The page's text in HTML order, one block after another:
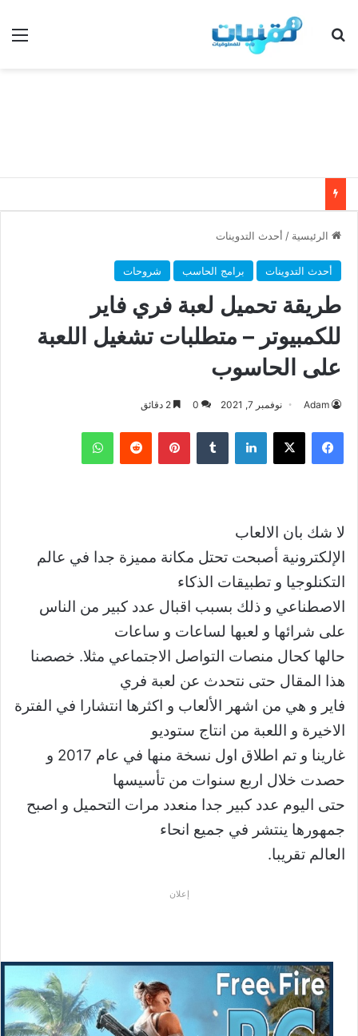
بحث عن
الرئيسية / أحدث التدوينات
أحدث التدوينات برامج الحاسب شروحات
طريقة تحميل لعبة فري فاير
للكمبيوتر – متطلبات تشغيل اللعبة
على الحاسوب
Adam نوفمبر 7, 2021 0
فيسبوك ‫X لينكدإن بينتيريست واتساب
لا شك بان الالعاب
الإلكترونية أصبحت تحتل مكانة مميزة جدا في عالم
التكنلوجيا و تطبيقات الذكاء
الاصطناعي و ذلك بسبب اقبال عدد كبير من الناس
على شرائها و لعبها لساعات و ساعات
حالها كحال منصات التواصل الاجتماعي مثلا. خصصنا
هذا المقال حتى نتحدث عن لعبة فري
فاير و هي من اشهر الألعاب و اكثرها انتشارا في الفترة
الاخيرة و اللعبة من انتاج ستوديو
غارينا و تم اطلاق اول نسخة منها في عام 2017 و
حصدت خلال اربع سنوات من تأسيسها
حتى اليوم عدد كبير جدا منعدد مرات التحميل و اصبح
جمهورها ينتشر في جميع انحاء
العالم تقريبا.
إعلان